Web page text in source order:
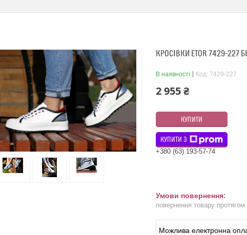
КРОСІВКИ ETOR 7429-227
В наявності Код: 7429-227
2 955 ₴
КУПИТИ
КУПИТИ З
+380 (63) 193-57-74
повернення товару протягом